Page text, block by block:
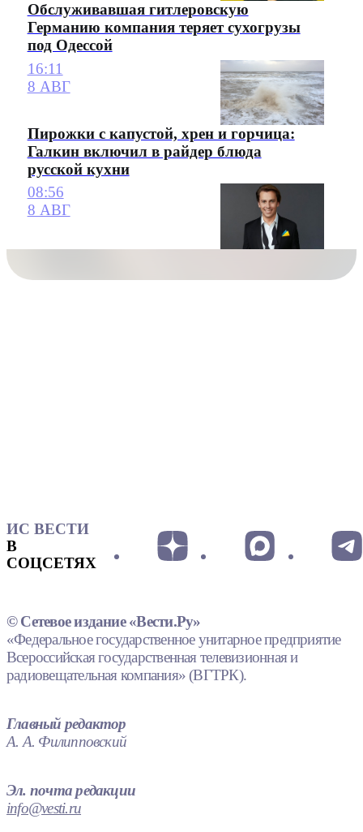
Обслуживавшая гитлеровскую
Германию компания теряет сухогрузы
под Одессой
16:11
8 АВГ
Пирожки с капустой, хрен и горчица:
Галкин включил в райдер блюда
русской кухни
08:56
8 АВГ
ИС ВЕСТИ
В
СОЦСЕТЯХ
© Сетевое издание «Вести.Ру»
«Федеральное государственное унитарное предприятие
Всероссийская государственная телевизионная и
радиовещательная компания» (ВГТРК).
Главный редактор
А. А. Филипповский
Эл. почта редакции
info@vesti.ru